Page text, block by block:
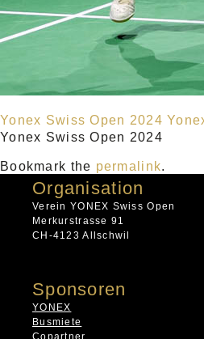
Yonex Swiss Open 2024
Yonex Swiss Open 2024
Bookmark the permalink.
Organisation
Verein YONEX Swiss Open
Merkurstrasse 91
CH-4123 Allschwil
Sponsoren
YONEX
Busmiete
Copartner